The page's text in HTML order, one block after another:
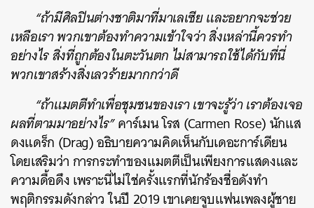
“ถ้ามีศิลปินต่างชาติมาที่มาเลเซีย และอยากจะช่วย
เหลือเรา พวกเขาต้องทำความเข้าใจว่า สิ่งเหล่านี้ควรทำ
อย่างไร สิ่งที่ถูกต้องในตะวันตก ไม่สามารถใช้ได้กับที่นี่
พวกเขาสร้างสิ่งเลวร้ายมากกว่าดี
“ถ้าแมตตีทำเพื่อชุมชนของเรา เขาจะรู้ว่า เราต้องเจอ
ผลที่ตามมาอย่างไร”คาร์เมน โรส (Carmen Rose) นักแส
ดงแดร็ก (Drag) อธิบายความคิดเห็นกับเดอะการ์เดียน
โดยเสริมว่า การกระทำของแมตตีเป็นเพียงการแสดงและ
ความดื้อดึง เพราะนี่ไม่ใช่ครั้งแรกที่นักร้องชื่อดังทำ
พฤติกรรมดังกล่าว ในปี 2019 เขาเคยจูบแฟนเพลงผู้ชาย